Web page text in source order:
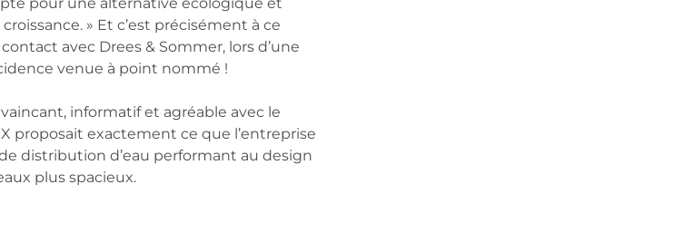
» Et c’est précisément à ce
avec Drees & Sommer, lors d’une
venue à point nommé !
informatif et agréable avec le
proposait exactement ce que l’entreprise
distribution d’eau performant au design
plus spacieux.